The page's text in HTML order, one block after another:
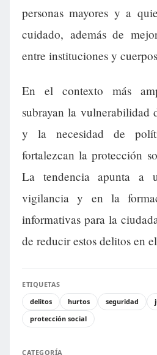
personas mayores y a
cuidado, además de
entre instituciones y
En el contexto más
subrayan la vulnerabilidad
y la necesidad de
fortalezcan la protección
La tendencia apunta a
vigilancia y en la
informativas para la
de reducir estos delitos en
ETIQUETAS
delitos
hurtos seguridad
protección social
CATEGORÍA